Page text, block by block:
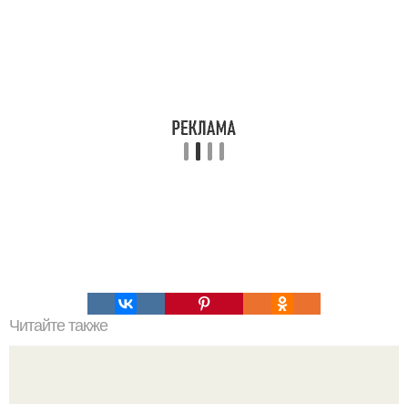
Читайте также